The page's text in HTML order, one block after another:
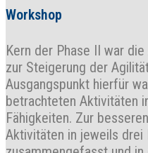
Workshop
Kern der Phase II war
zur Steigerung der
Ausgangspunkt hierfür
betrachteten Aktivitäten
Fähigkeiten. Zur
Aktivitäten in jeweils drei